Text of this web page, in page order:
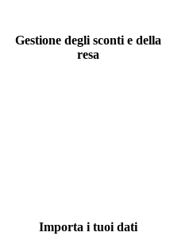
Gestione degli sconti e della
resa
Importa i tuoi dati